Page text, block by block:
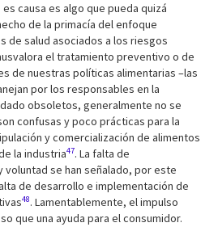
causa es algo que pueda quizá
de la primacía del enfoque
de salud asociados a los riesgos
el tratamiento preventivo o de
de nuestras políticas alimentarias –las
por los responsables en la
obsoletos, generalmente no se
confusas y poco prácticas para la
y comercialización de alimentos
la industria47. La falta de
se han señalado, por este
de desarrollo e implementación de
48. Lamentablemente, el impulso
que una ayuda para el consumidor.